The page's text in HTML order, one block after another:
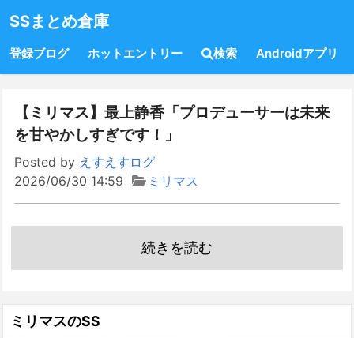
SSまとめ倉庫
登録ブログ ホットエントリー 検索 Androidアプリ
【ミリマス】最上静香「プロデューサーは未来
を甘やかしすぎです！」
Posted by えすえすログ
2026/06/30 14:59
ミリマス
続きを読む
ミリマスのSS